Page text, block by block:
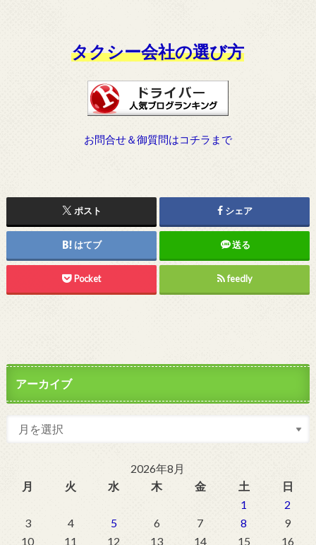
タクシー会社の選び方
お問合せ＆御質問はコチラまで
ポスト シェア
はてブ 送る
Pocket feedly
アーカイブ
2026年8月
月
火 水 木 金 土
日
1
2
3
4 5 6 7 8
9
10
11 12 13 14 15
16